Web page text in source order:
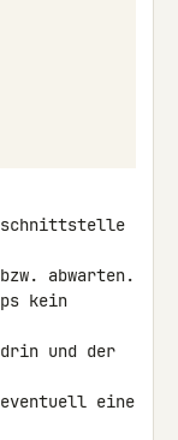
schnittstelle
abwarten.
kein
und der
eine